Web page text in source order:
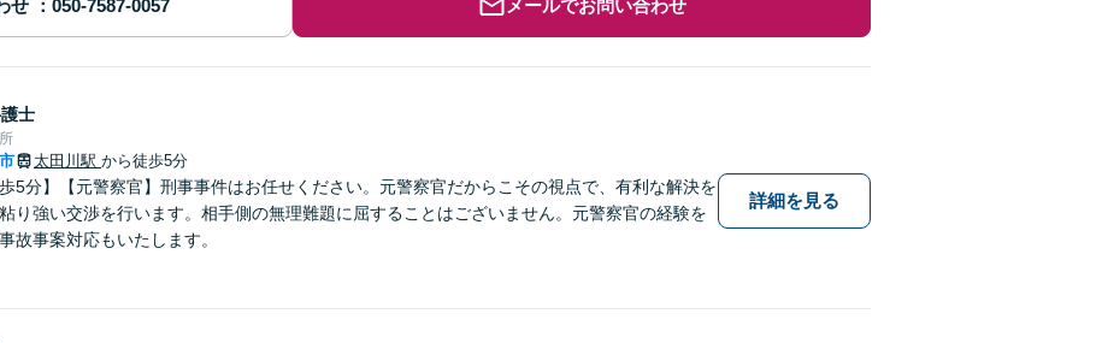
せ メールでお問い合わせ
士
太田川駅 から徒歩5分
歩5分】【元警察官】刑事事件はお任せください。元警察官だからこその視点で、有利な解決を
り強い交渉を行います。相手側の無理難題に屈することはございません。元警察官の経験を
故事案対応もいたします。
詳細を見る